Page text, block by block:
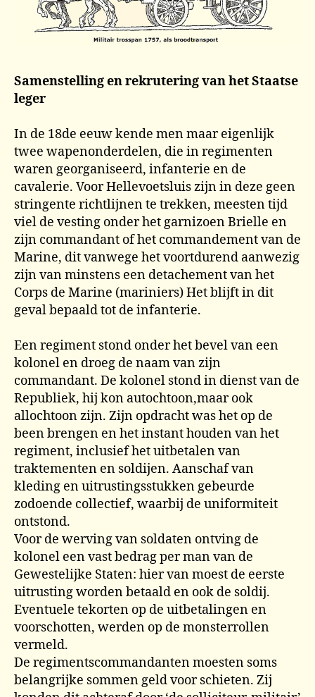
Samenstelling en rekrutering van het Staatse
leger
In de 18de eeuw kende men maar eigenlijk
twee wapenonderdelen, die in regimenten
waren georganiseerd, infanterie en de
cavalerie. Voor Hellevoetsluis zijn in deze geen
stringente richtlijnen te trekken, meesten tijd
viel de vesting onder het garnizoen Brielle en
zijn commandant of het commandement van de
Marine, dit vanwege het voortdurend aanwezig
zijn van minstens een detachement van het
Corps de Marine (mariniers) Het blijft in dit
geval bepaald tot de infanterie.
Een regiment stond onder het bevel van een
kolonel en droeg de naam van zijn
commandant. De kolonel stond in dienst van de
Republiek, hij kon autochtoon,maar ook
allochtoon zijn. Zijn opdracht was het op de
been brengen en het instant houden van het
regiment, inclusief het uitbetalen van
traktementen en soldijen. Aanschaf van
kleding en uitrustingsstukken gebeurde
zodoende collectief, waarbij de uniformiteit
ontstond.
Voor de werving van soldaten ontving de
kolonel een vast bedrag per man van de
Gewestelijke Staten: hier van moest de eerste
uitrusting worden betaald en ook de soldij.
Eventuele tekorten op de uitbetalingen en
voorschotten, werden op de monsterrollen
vermeld.
De regimentscommandanten moesten soms
belangrijke sommen geld voor schieten. Zij